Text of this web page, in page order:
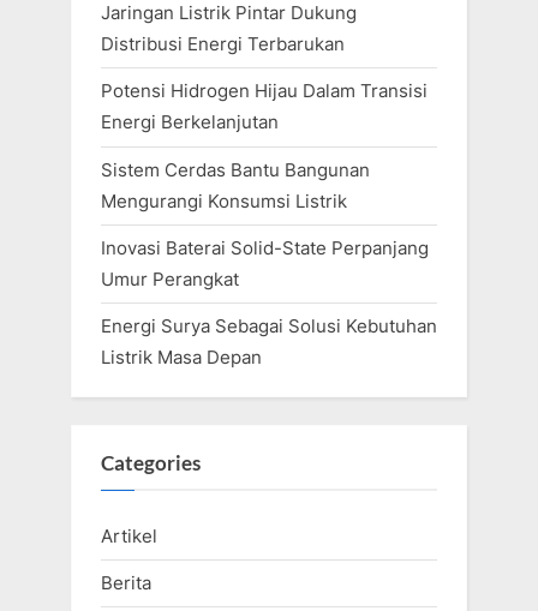
Jaringan Listrik Pintar Dukung
Distribusi Energi Terbarukan
Potensi Hidrogen Hijau Dalam Transisi
Energi Berkelanjutan
Sistem Cerdas Bantu Bangunan
Mengurangi Konsumsi Listrik
Inovasi Baterai Solid-State Perpanjang
Umur Perangkat
Energi Surya Sebagai Solusi Kebutuhan
Listrik Masa Depan
Categories
Artikel
Berita